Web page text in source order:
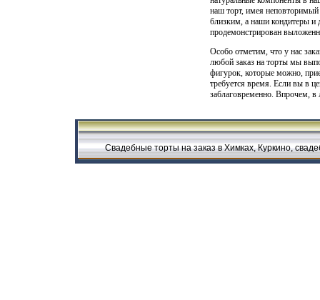
наш торт, имея
близким, а наши кондитеры и
продемонстрирован
Особо отметим, что у нас
любой заказ на торты мы
фигурок, которые можно,
требуется время. Если вы в
заблаговременно. Впрочем,
Свадебные торты на заказ в Химках, Куркино,